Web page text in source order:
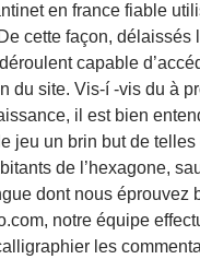
en france fiable
cette façon, délaissés
capable
du site. Vis-í -vis du à
il est bien
jeu un brin but de
de l’hexagone,
dont nous éprouvez
notre équipe
les